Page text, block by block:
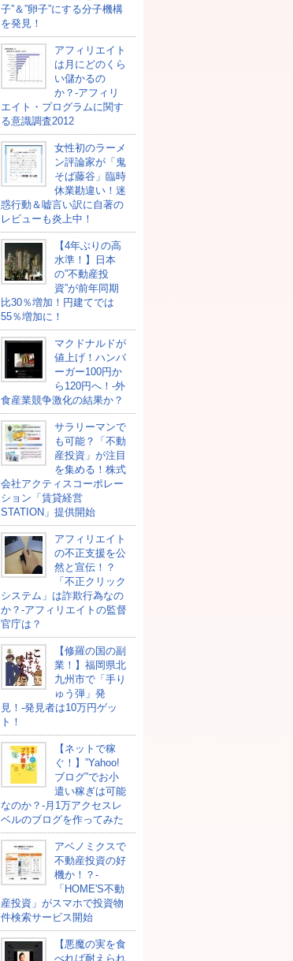
子”＆”卵子”にする分子機構
を発見！
アフィリエイト
は月にどのくら
い儲かるの
か？-アフィリ
エイト・プログラムに関す
る意識調査2012
女性初のラーメ
ン評論家が「鬼
そば藤谷」臨時
休業勘違い！迷
惑行動＆嘘言い訳に自著の
レビューも炎上中！
【4年ぶりの高
水準！】日本
の”不動産投
資”が前年同期
比30％増加！円建てでは
55％増加に！
マクドナルドが
値上げ！ハンバ
ーガー100円か
ら120円へ！-外
食産業競争激化の結果か？
サラリーマンで
も可能？「不動
産投資」が注目
を集める！株式
会社アクティスコーポレー
ション「賃貸経営
STATION」提供開始
アフィリエイト
の不正支援を公
然と宣伝！？
「不正クリック
システム」は詐欺行為なの
か？-アフィリエイトの監督
官庁は？
【修羅の国の副
業！】福岡県北
九州市で「手り
ゅう弾」発
見！-発見者は10万円ゲッ
ト！
【ネットで稼
ぐ！】”Yahoo!
ブログ”でお小
遣い稼ぎは可能
なのか？-月1万アクセスレ
ベルのブログを作ってみた
アベノミクスで
不動産投資の好
機か！？-
「HOME'S不動
産投資」がスマホで投資物
件検索サービス開始
【悪魔の実を食
べれば耐えられ